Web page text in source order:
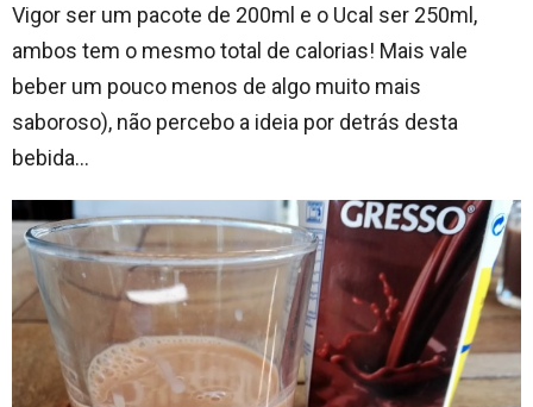
Vigor ser um pacote de 200ml e o Ucal ser 250ml,
ambos tem o mesmo total de calorias! Mais vale
beber um pouco menos de algo muito mais
saboroso), não percebo a ideia por detrás desta
bebida…